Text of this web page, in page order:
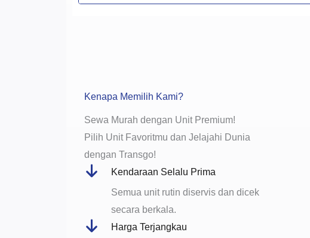
Kenapa Memilih Kami?
Sewa Murah dengan Unit Premium!
Pilih Unit Favoritmu dan Jelajahi Dunia
dengan Transgo!
Kendaraan Selalu Prima
Semua unit rutin diservis dan dicek
secara berkala.
Harga Terjangkau